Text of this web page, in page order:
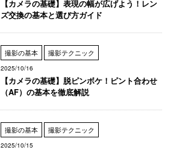
【カメラの基礎】表現の幅が広げよう！レン
ズ交換の基本と選び方ガイド
撮影の基本 撮影テクニック
2025/10/16
【カメラの基礎】脱ピンボケ！ピント合わせ
（AF）の基本を徹底解説
撮影の基本 撮影テクニック
2025/10/15